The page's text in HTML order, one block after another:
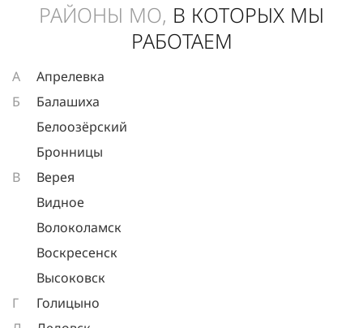
РАЙОНЫ МО, В КОТОРЫХ МЫ
РАБОТАЕМ
А
Апрелевка
Б
Балашиха
Белоозёрский
Бронницы
В
Верея
Видное
Волоколамск
Воскресенск
Высоковск
Г
Голицыно